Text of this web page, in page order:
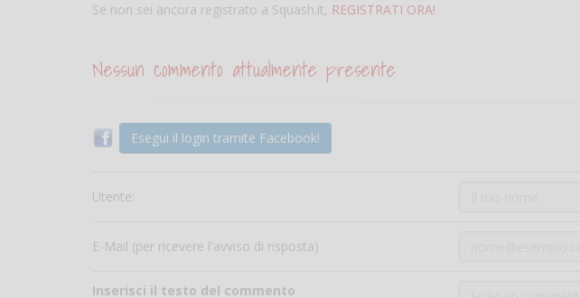
Se non sei ancora registrato a Squash.it, REGISTRATI ORA!
Nessun commento attualmente presente
Esegui il login tramite Facebook!
Utente:
E-Mail (per ricevere l'avviso di risposta)
Inserisci il testo del commento